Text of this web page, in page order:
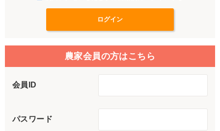
農家会員の方はこちら
会員ID
パスワード